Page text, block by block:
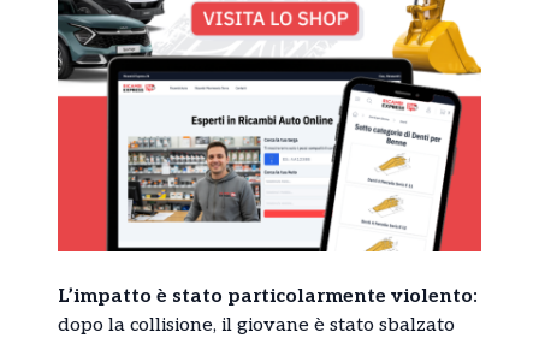
L’impatto è stato particolarmente violento:
dopo la collisione, il giovane è stato sbalzato